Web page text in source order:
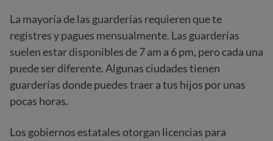
La mayoría de las guarderías requieren que te
registres y pagues mensualmente. Las guarderías
suelen estar disponibles de 7 am a 6 pm, pero cada una
puede ser diferente. Algunas ciudades tienen
guarderías donde puedes traer a tus hijos por unas
pocas horas.
Los gobiernos estatales otorgan licencias para